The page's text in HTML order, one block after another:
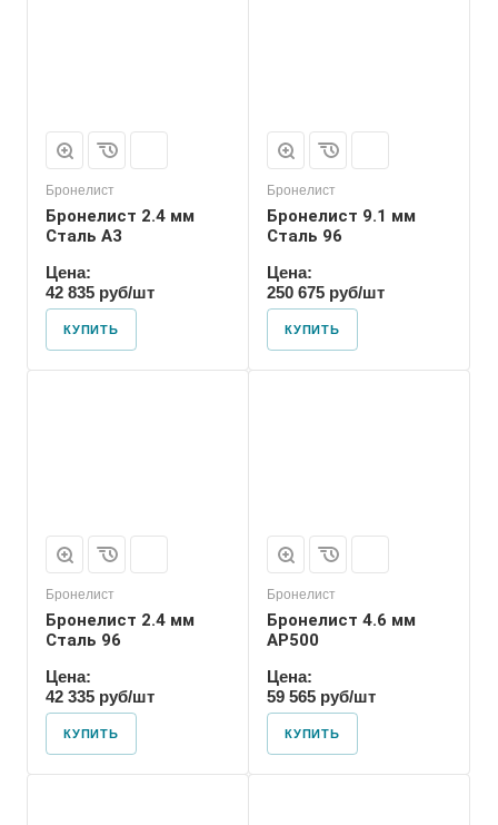
Бронелист
Бронелист 2.4 мм
Сталь А3
Цена:
42 835 руб/шт
КУПИТЬ
Бронелист
Бронелист 9.1 мм
Сталь 96
Цена:
250 675 руб/шт
КУПИТЬ
Бронелист
Бронелист 2.4 мм
Сталь 96
Цена:
42 335 руб/шт
КУПИТЬ
Бронелист
Бронелист 4.6 мм
АР500
Цена:
59 565 руб/шт
КУПИТЬ